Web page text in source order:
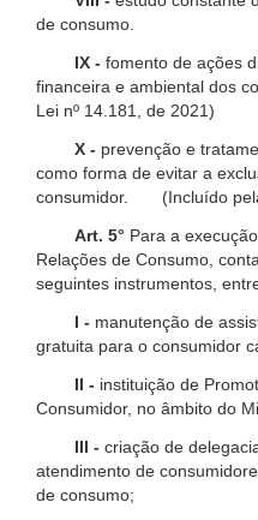
de consumo.
IX - fomento de ações
financeira e ambiental dos
Lei nº 14.181, de 2021)
X - prevenção e
como forma de evitar a
consumidor. (Incluído pela
Art. 5° Para a
Relações de Consumo,
seguintes instrumentos,
I - manutenção de
gratuita para o consumidor
II - instituição de
Consumidor, no âmbito do
III - criação de
atendimento de
de consumo;